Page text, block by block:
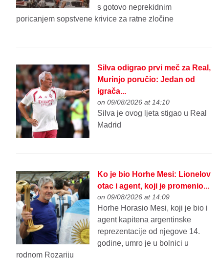
s gotovo neprekidnim
poricanjem sopstvene krivice za ratne zločine
Silva odigrao prvi meč za Real,
Murinjo poručio: Jedan od
igrača...
on 09/08/2026 at 14:10
Silva je ovog ljeta stigao u Real
Madrid
Ko je bio Horhe Mesi: Lionelov
otac i agent, koji je promenio...
on 09/08/2026 at 14:09
Horhe Horasio Mesi, koji je bio i
agent kapitena argentinske
reprezentacije od njegove 14.
godine, umro je u bolnici u
rodnom Rozariju